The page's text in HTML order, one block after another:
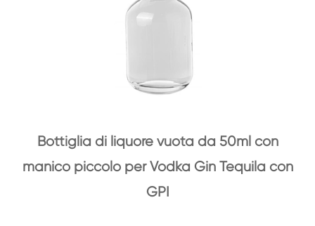
Bottiglia di liquore vuota da 50ml con
manico piccolo per Vodka Gin Tequila con
GPI